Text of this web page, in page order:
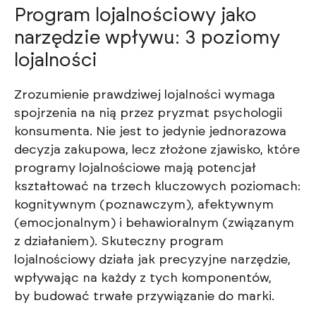
Program lojalnościowy jako
narzędzie wpływu: 3 poziomy
lojalności
Zrozumienie prawdziwej lojalności wymaga
spojrzenia na nią przez pryzmat psychologii
konsumenta. Nie jest to jedynie jednorazowa
decyzja zakupowa, lecz złożone zjawisko, które
programy lojalnościowe mają potencjał
kształtować na trzech kluczowych poziomach:
kognitywnym (poznawczym), afektywnym
(emocjonalnym) i behawioralnym (związanym
z działaniem). Skuteczny program
lojalnościowy działa jak precyzyjne narzędzie,
wpływając na każdy z tych komponentów,
by budować trwałe przywiązanie do marki.